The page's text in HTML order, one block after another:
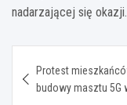
nadarzającej się okazji.
wpisu
Protest
budowy masztu 5G